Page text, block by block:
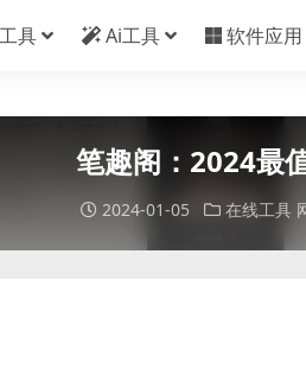
具 Ai工具 软件应用
笔趣阁：2024最
2024-01-05 在线工具